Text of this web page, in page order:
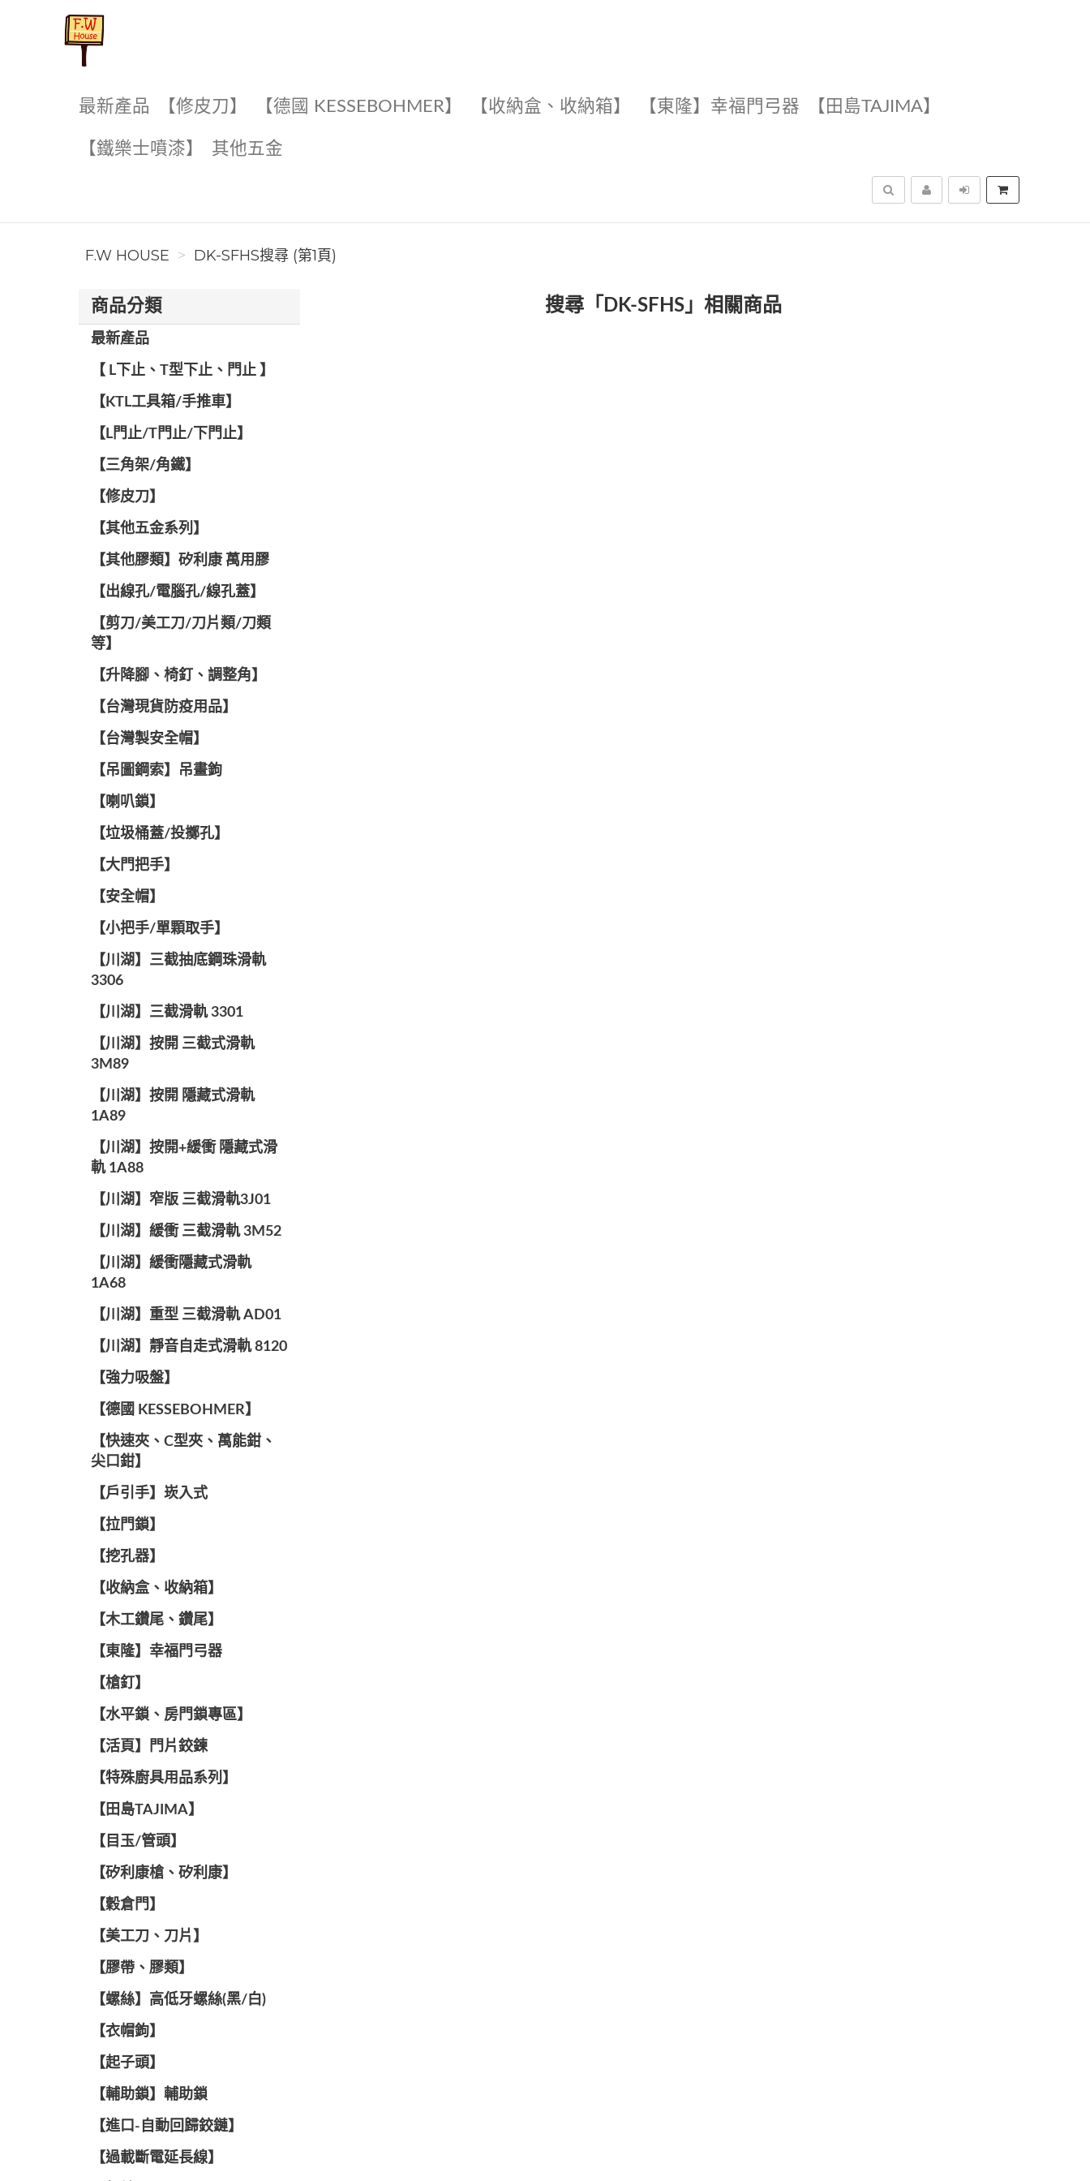
最新產品 【修皮刀】 【德國 KESSEBOHMER】 【收納盒、收納箱】 【東隆】幸福門弓器 【田島TAJIMA】
【鐵樂士噴漆】 其他五金
搜尋
F.W HOUSE DK-SFHS搜尋 (第1頁)
商品分類
最新產品
【 L下止、T型下止、門止 】
【KTL工具箱/手推車】
【L門止/T門止/下門止】
【三角架/角鐵】
【修皮刀】
【其他五金系列】
【其他膠類】矽利康 萬用膠
【出線孔/電腦孔/線孔蓋】
【剪刀/美工刀/刀片類/刀類
等】
【升降腳、椅釘、調整角】
【台灣現貨防疫用品】
【台灣製安全帽】
【吊圖鋼索】吊畫鉤
【喇叭鎖】
【垃圾桶蓋/投擲孔】
【大門把手】
【安全帽】
【小把手/單顆取手】
【川湖】三截抽底鋼珠滑軌
3306
【川湖】三截滑軌 3301
【川湖】按開 三截式滑軌
3M89
【川湖】按開 隱藏式滑軌
1A89
【川湖】按開+緩衝 隱藏式滑
軌 1A88
【川湖】窄版 三截滑軌3J01
【川湖】緩衝 三截滑軌 3M52
【川湖】緩衝隱藏式滑軌
1A68
【川湖】重型 三截滑軌 AD01
【川湖】靜音自走式滑軌 8120
【強力吸盤】
【德國 KESSEBOHMER】
【快速夾、C型夾、萬能鉗、
尖口鉗】
【戶引手】崁入式
【拉門鎖】
【挖孔器】
【收納盒、收納箱】
【木工鑽尾、鑽尾】
【東隆】幸福門弓器
【槍釘】
【水平鎖、房門鎖專區】
【活頁】門片鉸鍊
【特殊廚具用品系列】
【田島TAJIMA】
【目玉/管頭】
【矽利康槍、矽利康】
【穀倉門】
【美工刀、刀片】
【膠帶、膠類】
【螺絲】高低牙螺絲(黑/白)
【衣帽鉤】
【起子頭】
【輔助鎖】輔助鎖
【進口-自動回歸鉸鏈】
【過載斷電延長線】
搜尋「DK-SFHS」相關商品